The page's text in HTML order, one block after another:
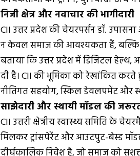
निजी क्षेत्र और नवाचार की भागीदारी
CII उत्तर प्रदेश की चेयरपर्सन डॉ.
न केवल समाज की आवश्यकता हैं, बल्कि
बताया कि उत्तर प्रदेश में डिजिटल
दी है। CII की भूमिका को रेखांकित
नीतिगत सहयोग, स्किल डेवलपमेंट और
साझेदारी और स्थायी मॉडल की
CII उत्तरी क्षेत्रीय स्वास्थ्य समिति के
मिलकर ट्रांसपेरेंट और आउटपुट-बेस्ड